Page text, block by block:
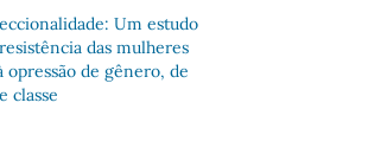
Um estudo
das mulheres
opressão de gênero, de
classe